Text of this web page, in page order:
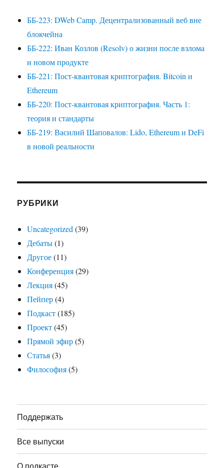
ББ-223: DWeb Camp. Децентрализованный веб вне
блокчейна
ББ-222: Иван Козлов (Resolv) о жизни после взлома
и новом продукте
ББ-221: Пост-квантовая криптография. Bitcoin и
Ethereum
ББ-220: Пост-квантовая криптография. Часть 1:
теория и стандарты
ББ-219: Василий Шаповалов: Lido, Ethereum и DeFi
в новой реальности
РУБРИКИ
Uncategorized (39)
Дебаты(1)
Другое(11)
Конференция(29)
Лекция(45)
Пейпер(4)
Подкаст(185)
Проект(45)
Прямой эфир(5)
Статья(3)
Философия(5)
Поддержать
Все выпуски